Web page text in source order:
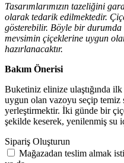
Tasarımlarımızın tazeliğini
olarak tedarik edilmektedir.
gösterebilir. Böyle bir durumda
mevsimin çiçeklerine uygun
hazırlanacaktır.
Bakım Önerisi
Buketiniz elinize ulaştığında
uygun olan vazoyu seçip temiz
yerleştirmektir. İki günde bir
şekilde keserek, yenilenmiş su
Sipariş Oluşturun
Mağazadan teslim almak